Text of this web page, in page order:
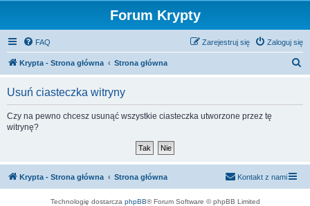
Forum Krypty
FAQ Zaloguj się
Zarejestruj się
Krypta - Strona główna Strona główna
Usuń ciasteczka witryny
Czy na pewno chcesz usunąć wszystkie ciasteczka utworzone przez tę
witrynę?
Krypta - Strona główna Strona główna Kontakt z nami
Technologię dostarcza phpBB® Forum Software © phpBB Limited